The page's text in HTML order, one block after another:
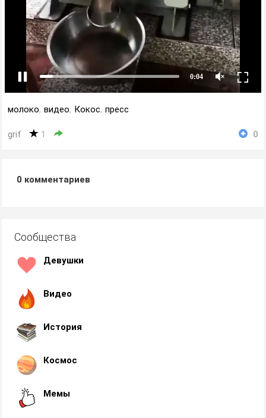
молоко, видео, Кокос, пресс
grif 1 0
0 комментариев
Сообщества
Девушки
Видео
История
Космос
Мемы